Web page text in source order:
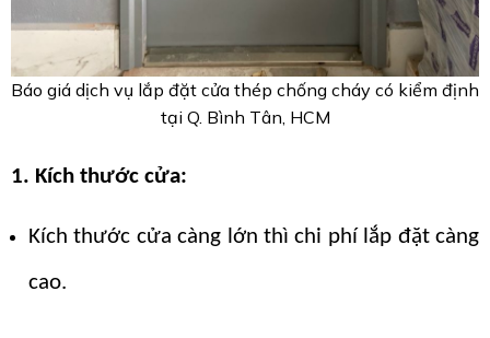
Báo giá dịch vụ lắp đặt cửa thép chống cháy có kiểm định
tại Q. Bình Tân, HCM
1. Kích thước cửa:
Kích thước cửa càng lớn thì chi phí lắp đặt càng
cao.